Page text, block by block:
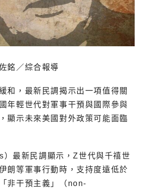
銘／綜合報導
和，最新民調揭示出一項值得關
年輕世代對軍事干預與國際參與
顯示未來美國對外政策可能面臨
最新民調顯示，Z世代與千禧世
朗等軍事行動時，支持度遠低於
非干預主義」（non-